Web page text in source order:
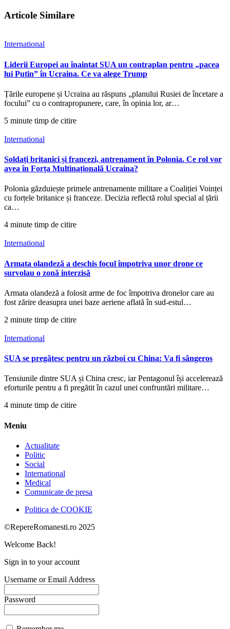
Articole Similare
International
Liderii Europei au înaintat SUA un contraplan pentru „pacea
lui Putin” în Ucraina. Ce va alege Trump
Țările europene și Ucraina au răspuns „planului Rusiei de încetare a
focului” cu o contrapropunere, care, în opinia lor, ar…
5 minute timp de citire
International
Soldați britanici și francezi, antrenament în Polonia. Ce rol vor
avea în Forța Multinațională Ucraina?
Polonia găzduiește primele antrenamente militare a Coaliției Voinței
cu forțele britanice și franceze. Decizia reflectă rolul special al țării
ca…
4 minute timp de citire
International
Armata olandeză a deschis focul împotriva unor drone ce
survolau o zonă interzisă
Armata olandeză a folosit arme de foc împotriva dronelor care au
fost zărire deasupra unei baze aeriene aflată în sud-estul…
2 minute timp de citire
International
SUA se pregătesc pentru un război cu China: Va fi sângeros
Tensiunile dintre SUA și China cresc, iar Pentagonul își accelerează
eforturile pentru a fi pregătit în cazul unei confruntări militare…
4 minute timp de citire
Meniu
Actualitate
Politic
Social
International
Medical
Comunicate de presa
Politica de COOKIE
©RepereRomanesti.ro 2025
Welcome Back!
Sign in to your account
Username or Email Address
Password